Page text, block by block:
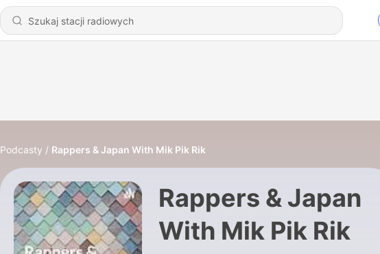
Podcasty Rappers & Japan With Mik Pik Rik
Rappers & Japan
With Mik Pik Rik